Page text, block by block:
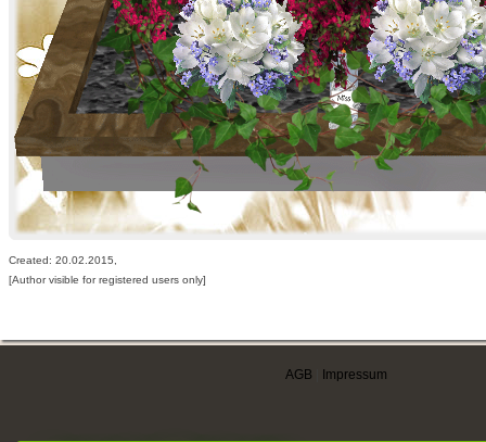
Created: 20.02.2015,
[Author visible for registered users only]
AGB Impressum